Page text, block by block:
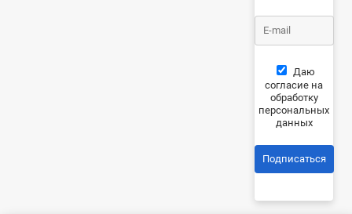
Даю
согласие на
обработку
персональных
данных
Подписаться